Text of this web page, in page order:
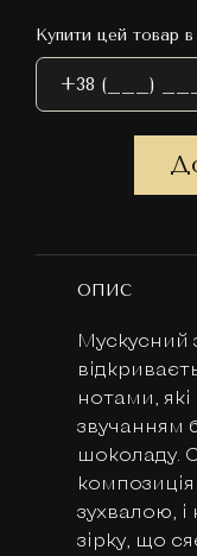
Купити цей товар в
ОПИС
Мускусний
нотами,
звучанням
шоколаду.
зухвалою,
зірку, що